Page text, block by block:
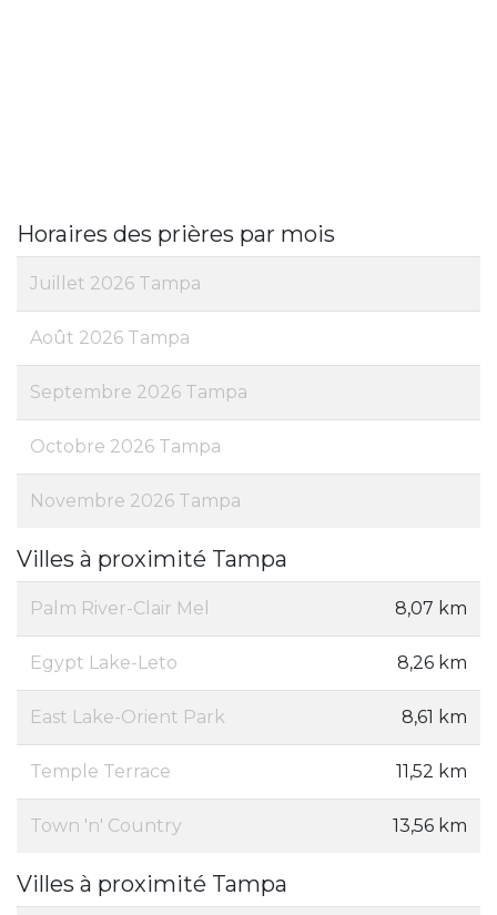
Horaires des prières par mois
Juillet 2026 Tampa
Août 2026 Tampa
Septembre 2026 Tampa
Octobre 2026 Tampa
Novembre 2026 Tampa
Villes à proximité Tampa
Palm River-Clair Mel 8,07 km
Egypt Lake-Leto 8,26 km
East Lake-Orient Park 8,61 km
Temple Terrace 11,52 km
Town 'n' Country 13,56 km
Villes à proximité Tampa